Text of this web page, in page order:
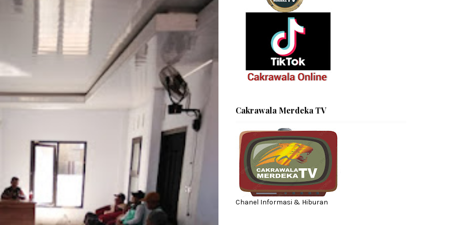
Cakrawala Merdeka TV
Chanel Informasi & Hiburan